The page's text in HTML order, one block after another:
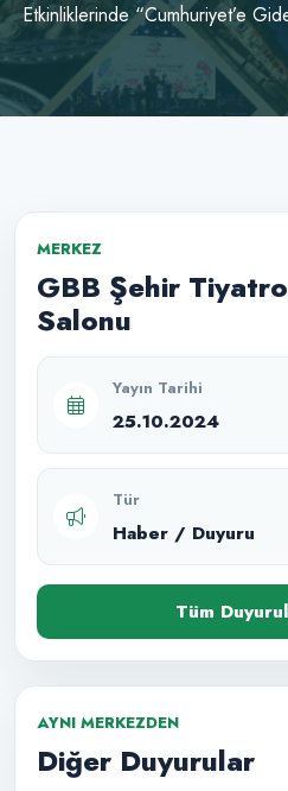
Etkinliklerinde “Cumhuriyet’e
MERKEZ
GBB Şehir
Salonu
Yayın Tarihi
25.10.2024
Tür
Haber / Duyuru
Tüm
AYNI MERKEZDEN
Diğer Duyurular